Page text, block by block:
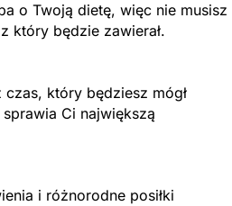
o Twoją dietę, więc nie musisz
który będzie zawierał.
który będziesz mógł
Ci największą
i różnorodne posiłki